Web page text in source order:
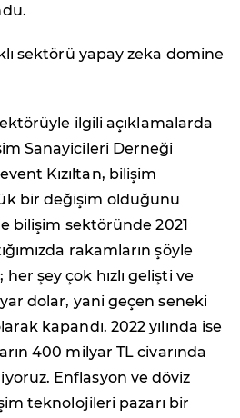
sektörü yapay zeka domine
ilgili açıklamalarda
Sanayicileri Derneği
Kızıltan, bilişim
bir değişim olduğunu
bilişim sektöründe 2021
rakamların şöyle
şey çok hızlı gelişti ve
dolar, yani geçen seneki
kapandı. 2022 yılında ise
400 milyar TL civarında
Enflasyon ve döviz
teknolojileri pazarı bir